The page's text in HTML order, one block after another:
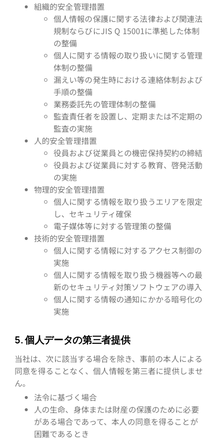
組織的安全管理措置
個人情報の保護に関する法律および関連法
規制ならびにJIS Q 15001に準拠した体制
の整備
個人に関する情報の取り扱いに関する管理
体制の整備
漏えい等の発生時における連絡体制および
手順の整備
業務委託先の管理体制の整備
監査責任者を設置し、定期または不定期の
監査の実施
人的安全管理措置
役員および従業員との機密保持契約の締結
役員および従業員に対する教育、啓発活動
の実施
物理的安全管理措置
個人に関する情報を取り扱うエリアを限定
し、セキュリティ確保
電子媒体等に対する管理策の整備
技術的安全管理措置
個人に関する情報に対するアクセス制御の
実施
個人に関する情報を取り扱う機器等への最
新のセキュリティ対策ソフトウェアの導入
個人に関する情報の通知にかかる暗号化の
実施
5. 個人データの第三者提供
当社は、次に該当する場合を除き、事前の本人による
同意を得ることなく、個人情報を第三者に提供しませ
ん。
法令に基づく場合
人の生命、身体または財産の保護のために必要
がある場合であって、本人の同意を得ることが
困難であるとき